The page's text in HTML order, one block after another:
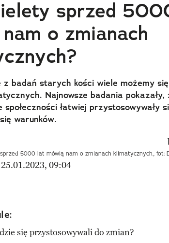
sprzed
o zmianach
z badań starych kości wiele możemy
Najnowsze badania pokazały,
społeczności łatwiej przystosowywały
warunków.
5000 lat mówią nam o zmianach klimatycznych., fot:
09:04
twitter
do przyjaciela
się przystosowywali do zmian?